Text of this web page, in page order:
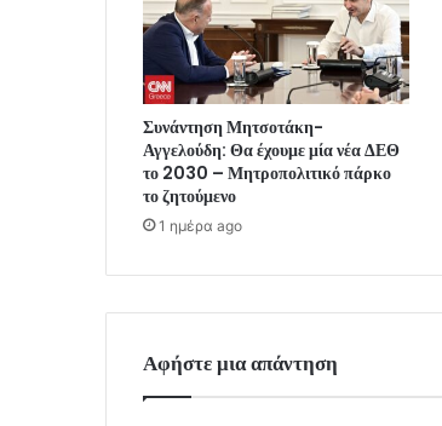
Συνάντηση Μητσοτάκη-
Αγγελούδη: Θα έχουμε μία νέα ΔΕΘ
το 2030 – Μητροπολιτικό πάρκο
το ζητούμενο
1 ημέρα ago
Αφήστε μια απάντηση